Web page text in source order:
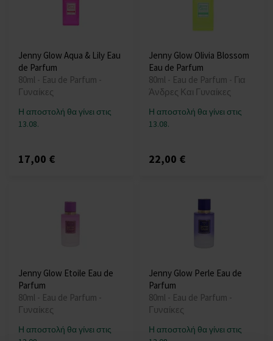
Jenny Glow Aqua & Lily Eau
de Parfum
80ml - Eau de Parfum -
Γυναίκες
Η αποστολή θα γίνει στις
13.08.
17,00 €
Jenny Glow Olivia Blossom
Eau de Parfum
80ml - Eau de Parfum - Για
Άνδρες Και Γυναίκες
Η αποστολή θα γίνει στις
13.08.
22,00 €
Jenny Glow Etoile Eau de
Parfum
80ml - Eau de Parfum -
Γυναίκες
Η αποστολή θα γίνει στις
Jenny Glow Perle Eau de
Parfum
80ml - Eau de Parfum -
Γυναίκες
Η αποστολή θα γίνει στις